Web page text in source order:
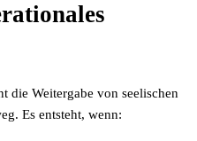
die Weitergabe von seelischen
Es entsteht, wenn: